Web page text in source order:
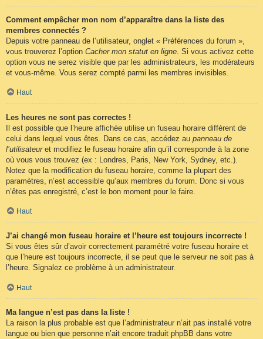
Comment empêcher mon nom d’apparaître dans la liste des
membres connectés ?
Depuis votre panneau de l’utilisateur, onglet « Préférences du forum »,
vous trouverez l’option Cacher mon statut en ligne . Si vous activez cette
option vous ne serez visible que par les administrateurs, les modérateurs
et vous-même. Vous serez compté parmi les membres invisibles.
Haut
Les heures ne sont pas correctes !
Il est possible que l’heure affichée utilise un fuseau horaire différent de
celui dans lequel vous êtes. Dans ce cas, accédez au panneau de
l’utilisateuret modifiez le fuseau horaire afin qu’il corresponde à la zone
où vous vous trouvez (ex : Londres, Paris, New York, Sydney, etc.).
Notez que la modification du fuseau horaire, comme la plupart des
paramètres, n’est accessible qu’aux membres du forum. Donc si vous
n’êtes pas enregistré, c’est le bon moment pour le faire.
Haut
J’ai changé mon fuseau horaire et l’heure est toujours incorrecte !
Si vous êtes sûr d’avoir correctement paramétré votre fuseau horaire et
que l’heure est toujours incorrecte, il se peut que le serveur ne soit pas à
l’heure. Signalez ce problème à un administrateur.
Haut
Ma langue n’est pas dans la liste !
La raison la plus probable est que l’administrateur n’ait pas installé votre
langue ou bien que personne n’ait encore traduit phpBB dans votre